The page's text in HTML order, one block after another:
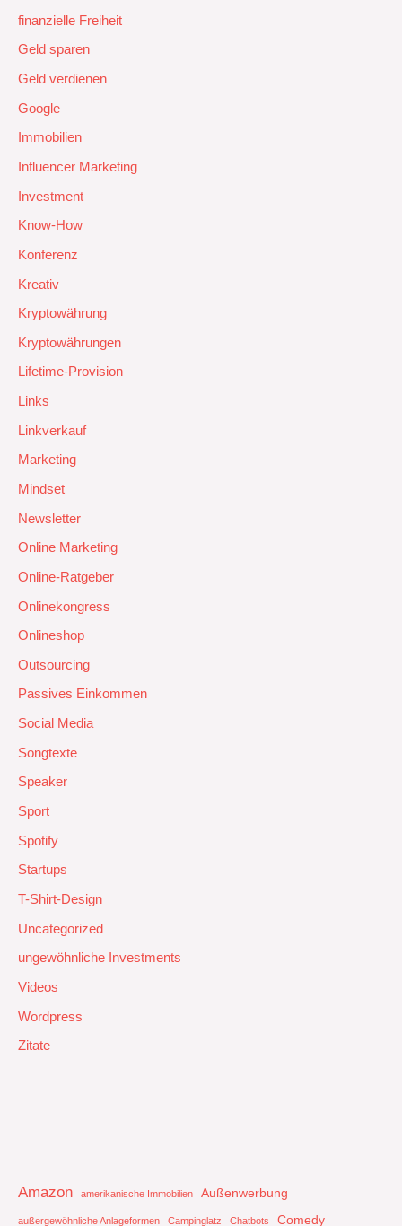
finanzielle Freiheit
Geld sparen
Geld verdienen
Google
Immobilien
Influencer Marketing
Investment
Know-How
Konferenz
Kreativ
Kryptowährung
Kryptowährungen
Lifetime-Provision
Links
Linkverkauf
Marketing
Mindset
Newsletter
Online Marketing
Online-Ratgeber
Onlinekongress
Onlineshop
Outsourcing
Passives Einkommen
Social Media
Songtexte
Speaker
Sport
Spotify
Startups
T-Shirt-Design
Uncategorized
ungewöhnliche Investments
Videos
Wordpress
Zitate
Amazon amerikanische Immobilien Außenwerbung
außergewöhnliche Anlageformen Campinglatz Chatbots Comedy